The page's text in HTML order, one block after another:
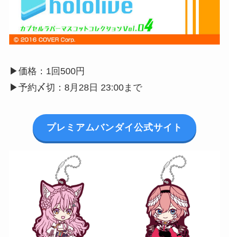
▶︎価格：1回500円
▶︎予約〆切：8月28日 23:00まで
プレミアムバンダイ公式サイト